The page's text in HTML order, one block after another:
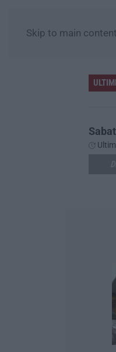
Skip to main content